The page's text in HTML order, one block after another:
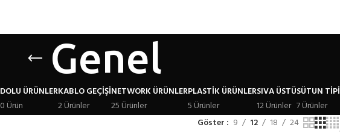
Genel
DOLU ÜRÜNLER
0 Ürün
KABLO GEÇIŞI
2 Ürünler
NETWORK ÜRÜNLER
25 Ürünler
PLASTIK ÜRÜNLER
5 Ürünler
SIVA ÜSTÜ
12 Ürünler
SÜTUN TIPI
7 Ürünler
Göster 9 12 18 24